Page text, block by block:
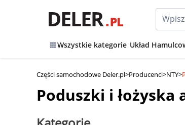
Wszystkie kategorie Układ
Części samochodowe Deler.pl>Producenci>NTY>
Poduszki i